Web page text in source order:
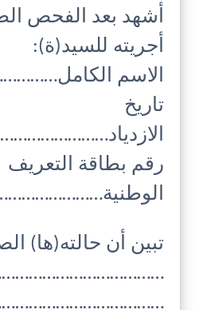
أشهد بعد الفحص
أجريته للسيد(ة):
الاسم
تاريخ
رقم بطاقة التعريف
تبين أن حالته(ها)